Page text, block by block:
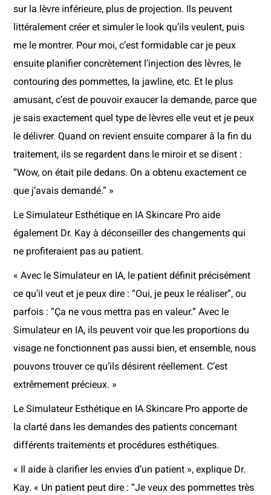
sur la lèvre inférieure, plus de projection. Ils peuvent
littéralement créer et simuler le look qu’ils veulent, puis
me le montrer. Pour moi, c’est formidable car je peux
ensuite planifier concrètement l’injection des lèvres, le
contouring des pommettes, la jawline, etc. Et le plus
amusant, c’est de pouvoir exaucer la demande, parce que
je sais exactement quel type de lèvres elle veut et je peux
le délivrer. Quand on revient ensuite comparer à la fin du
traitement, ils se regardent dans le miroir et se disent :
“Wow, on était pile dedans. On a obtenu exactement ce
que j’avais demandé.” »
Le Simulateur Esthétique en IA Skincare Pro aide
également Dr. Kay à déconseiller des changements qui
ne profiteraient pas au patient.
« Avec le Simulateur en IA, le patient définit précisément
ce qu’il veut et je peux dire : “Oui, je peux le réaliser”, ou
parfois : “Ça ne vous mettra pas en valeur.” Avec le
Simulateur en IA, ils peuvent voir que les proportions du
visage ne fonctionnent pas aussi bien, et ensemble, nous
pouvons trouver ce qu’ils désirent réellement. C’est
extrêmement précieux. »
Le Simulateur Esthétique en IA Skincare Pro apporte de
la clarté dans les demandes des patients concernant
différents traitements et procédures esthétiques.
« Il aide à clarifier les envies d’un patient », explique Dr.
Kay. « Un patient peut dire : “Je veux des pommettes très